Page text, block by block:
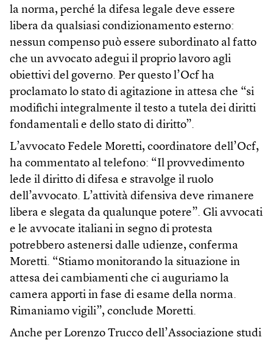
la norma, perché la difesa legale deve essere
libera da qualsiasi condizionamento esterno:
nessun compenso può essere subordinato al fatto
che un avvocato adegui il proprio lavoro agli
obiettivi del governo. Per questo l’Ocf ha
proclamato lo stato di agitazione in attesa che “si
modifichi integralmente il testo a tutela dei diritti
fondamentali e dello stato di diritto”.
L’avvocato Fedele Moretti, coordinatore dell’Ocf,
ha commentato al telefono: “Il provvedimento
lede il diritto di difesa e stravolge il ruolo
dell’avvocato. L’attività difensiva deve rimanere
libera e slegata da qualunque potere”. Gli avvocati
e le avvocate italiani in segno di protesta
potrebbero astenersi dalle udienze, conferma
Moretti. “Stiamo monitorando la situazione in
attesa dei cambiamenti che ci auguriamo la
camera apporti in fase di esame della norma.
Rimaniamo vigili”, conclude Moretti.
Anche per Lorenzo Trucco dell’Associazione studi